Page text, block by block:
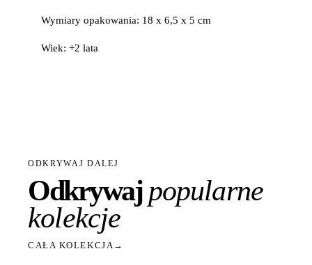
Wymiary opakowania: 18 x 6,5 x 5 cm
Wiek: +2 lata
ODKRYWAJ DALEJ
Odkrywajpopularne
kolekcje
CAŁA KOLEKCJA →